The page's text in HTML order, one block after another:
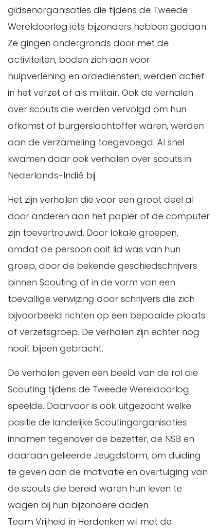
gidsenorganisaties die tijdens de Tweede
Wereldoorlog iets bijzonders hebben gedaan.
Ze gingen ondergronds door met de
activiteiten, boden zich aan voor
hulpverlening en ordediensten, werden actief
in het verzet of als militair. Ook de verhalen
over scouts die werden vervolgd om hun
afkomst of burgerslachtoffer waren, werden
aan de verzameling toegevoegd. Al snel
kwamen daar ook verhalen over scouts in
Nederlands-Indië bij.
Het zijn verhalen die voor een groot deel al
door anderen aan het papier of de computer
zijn toevertrouwd. Door lokale groepen,
omdat de persoon ooit lid was van hun
groep, door de bekende geschiedschrijvers
binnen Scouting of in de vorm van een
toevallige verwijzing door schrijvers die zich
bijvoorbeeld richten op een bepaalde plaats
of verzetsgroep. De verhalen zijn echter nog
nooit bijeen gebracht.
De verhalen geven een beeld van de rol die
Scouting tijdens de Tweede Wereldoorlog
speelde. Daarvoor is ook uitgezocht welke
positie de landelijke Scoutingorganisaties
innamen tegenover de bezetter, de NSB en
daaraan gelieerde Jeugdstorm, om duiding
te geven aan de motivatie en overtuiging van
de scouts die bereid waren hun leven te
wagen bij hun bijzondere daden.
Team Vrijheid in Herdenken wil met de